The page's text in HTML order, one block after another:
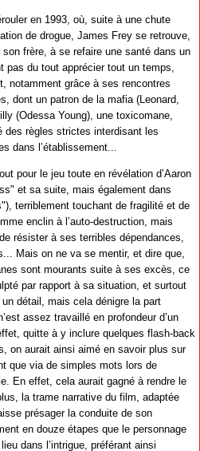
en 1993, où, suite à une chute
de drogue, James Frey se retrouve,
frère, à se refaire une santé dans un
pas du tout apprécier tout un temps,
notamment grâce à ses rencontres
dont un patron de la mafia (Leonard,
(Odessa Young), une toxicomane,
des règles strictes interdisant les
dans l’établissement...
pour le jeu toute en révélation d’Aaron
et sa suite, mais également dans
terriblement touchant de fragilité et de
enclin à l’auto-destruction, mais
résister à ses terribles dépendances,
Mais on ne va se mentir, et dire que,
sont mourants suite à ses excès, ce
par rapport à sa situation, et surtout
détail, mais cela dénigre la part
assez travaillé en profondeur d’un
quitte à y inclure quelques flash-back
on aurait ainsi aimé en savoir plus sur
que via de simples mots lors de
En effet, cela aurait gagné à rendre le
la trame narrative du film, adaptée
présager la conduite de son
en douze étapes que le personnage
dans l’intrigue, préférant ainsi